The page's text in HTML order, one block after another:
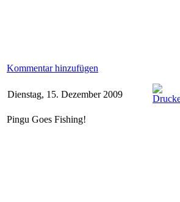
Kommentar hinzufügen
Dienstag, 15. Dezember 2009
Pingu Goes Fishing!